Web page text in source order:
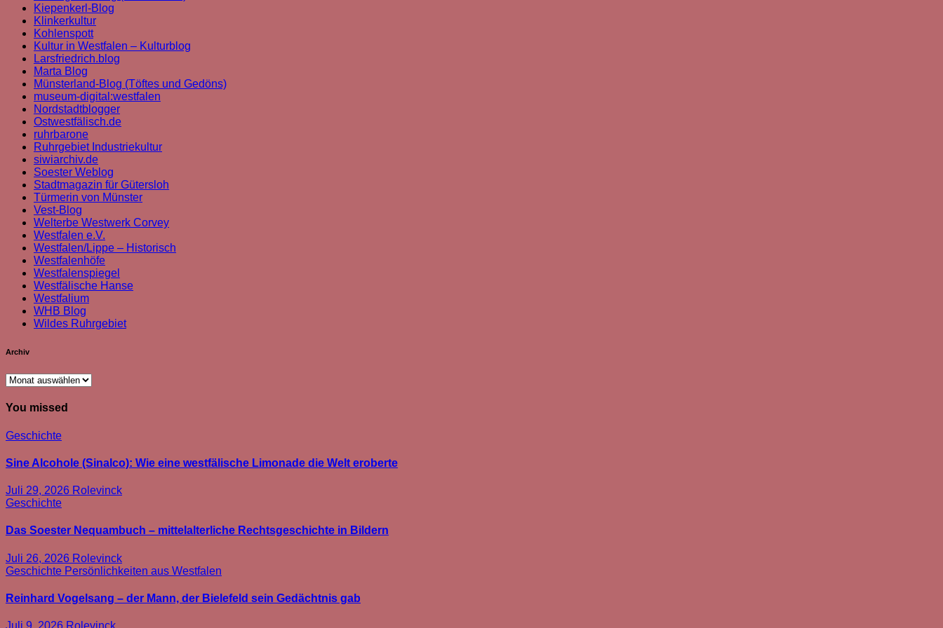
Kiepenkerl-Blog
Klinkerkultur
Kohlenspott
Kultur in Westfalen – Kulturblog
Larsfriedrich.blog
Marta Blog
Münsterland-Blog (Töftes und Gedöns)
museum-digital:westfalen
Nordstadtblogger
Ostwestfälisch.de
ruhrbarone
Ruhrgebiet Industriekultur
siwiarchiv.de
Soester Weblog
Stadtmagazin für Gütersloh
Türmerin von Münster
Vest-Blog
Welterbe Westwerk Corvey
Westfalen e.V.
Westfalen/Lippe – Historisch
Westfalenhöfe
Westfalenspiegel
Westfälische Hanse
Westfalium
WHB Blog
Wildes Ruhrgebiet
Archiv
Archiv
You missed
Geschichte
Sine Alcohole (Sinalco): Wie eine westfälische Limonade die Welt eroberte
Juli 29, 2026 Rolevinck
Geschichte
Das Soester Nequambuch – mittelalterliche Rechtsgeschichte in Bildern
Juli 26, 2026 Rolevinck
Geschichte Persönlichkeiten aus Westfalen
Reinhard Vogelsang – der Mann, der Bielefeld sein Gedächtnis gab
Juli 9, 2026 Rolevinck